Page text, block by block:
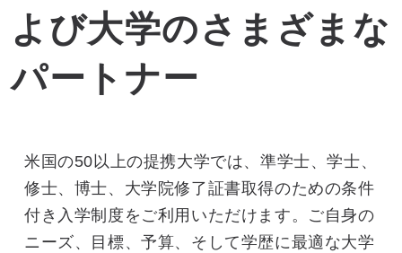
よび大学のさまざまな
パートナー
米国の50以上の提携大学では、準学士、学士、
修士、博士、大学院修了証書取得のための条件
付き入学制度をご利用いただけます。ご自身の
ニーズ、目標、予算、そして学歴に最適な大学